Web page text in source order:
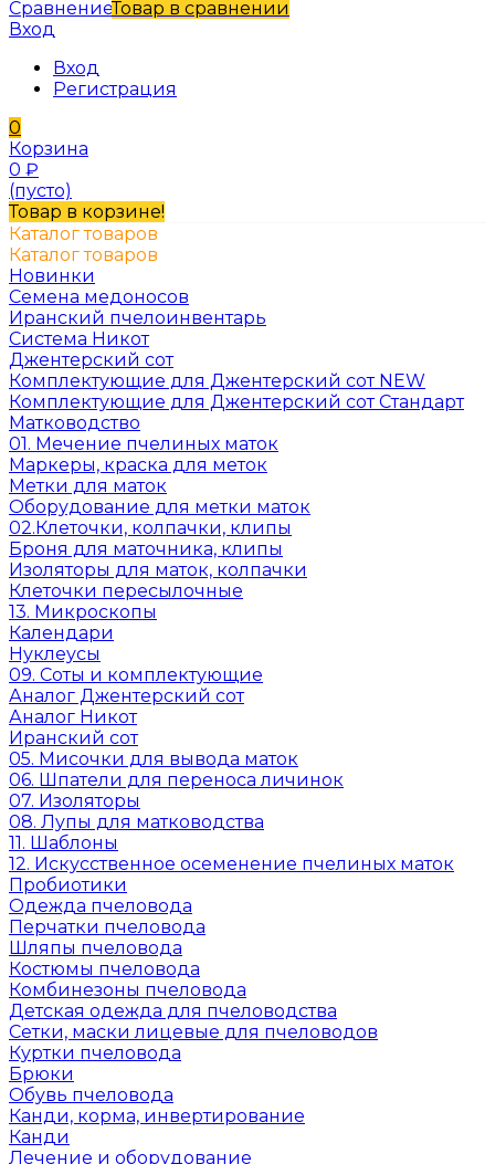
СравнениеТовар в сравнении
Вход
Вход
Регистрация
0
Корзина
0 ₽
(пусто)
Товар в корзине!
Каталог товаров
Каталог товаров
Новинки
Семена медоносов
Иранский пчелоинвентарь
Система Никот
Джентерский сот
Комплектующие для Джентерский сот NEW
Комплектующие для Джентерский сот Стандарт
Матководство
01. Мечение пчелиных маток
Маркеры, краска для меток
Метки для маток
Оборудование для метки маток
02.Клеточки, колпачки, клипы
Броня для маточника, клипы
Изоляторы для маток, колпачки
Клеточки пересылочные
13. Микроскопы
Календари
Нуклеусы
09. Соты и комплектующие
Аналог Джентерский сот
Аналог Никот
Иранский сот
05. Мисочки для вывода маток
06. Шпатели для переноса личинок
07. Изоляторы
08. Лупы для матководства
11. Шаблоны
12. Искусственное осеменение пчелиных маток
Пробиотики
Одежда пчеловода
Перчатки пчеловода
Шляпы пчеловода
Костюмы пчеловода
Комбинезоны пчеловода
Детская одежда для пчеловодства
Сетки, маски лицевые для пчеловодов
Куртки пчеловода
Брюки
Обувь пчеловода
Канди, корма, инвертирование
Канди
Лечение и оборудование